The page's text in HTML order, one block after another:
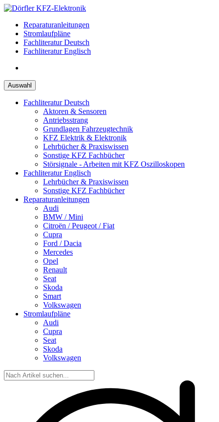
Zum
springenReparaturanleitungen
Stromlaufpläne
Fachliteratur Deutsch
Fachliteratur Englisch
Auswahl
Fachliteratur Deutsch
Aktoren & Sensoren
Antriebsstrang
Grundlagen Fahrzeugtechnik
KFZ Elektrik & Elektronik
Lehrbücher & Praxiswissen
Sonstige KFZ Fachbücher
Störsignale - Arbeiten mit KFZ Oszilloskopen
Fachliteratur Englisch
Lehrbücher & Praxiswissen
Sonstige KFZ Fachbücher
Reparaturanleitungen
Audi
BMW / Mini
Citroën / Peugeot / Fiat
Cupra
Ford / Dacia
Mercedes
Opel
Renault
Seat
Skoda
Smart
Volkswagen
Stromlaufpläne
Audi
Cupra
Seat
Skoda
Volkswagen